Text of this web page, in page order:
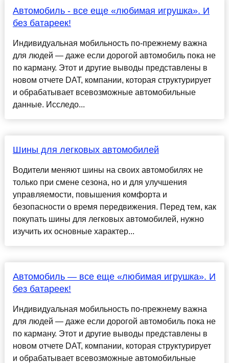
Автомобиль - все еще «любимая игрушка». И
без батареек!
Индивидуальная мобильность по-прежнему важна
для людей — даже если дорогой автомобиль пока не
по карману. Этот и другие выводы представлены в
новом отчете DAT, компании, которая структурирует
и обрабатывает всевозможные автомобильные
данные. Исследо...
Шины для легковых автомобилей
Водители меняют шины на своих автомобилях не
только при смене сезона, но и для улучшения
управляемости, повышения комфорта и
безопасности о время передвижения. Перед тем, как
покупать шины для легковых автомобилей, нужно
изучить их основные характер...
Автомобиль — все еще «любимая игрушка». И
без батареек!
Индивидуальная мобильность по-прежнему важна
для людей — даже если дорогой автомобиль пока не
по карману. Этот и другие выводы представлены в
новом отчете DAT, компании, которая структурирует
и обрабатывает всевозможные автомобильные